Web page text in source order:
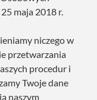
maja 2018 r.
niczego w
przetwarzania
procedur i
Twoje dane
naszym